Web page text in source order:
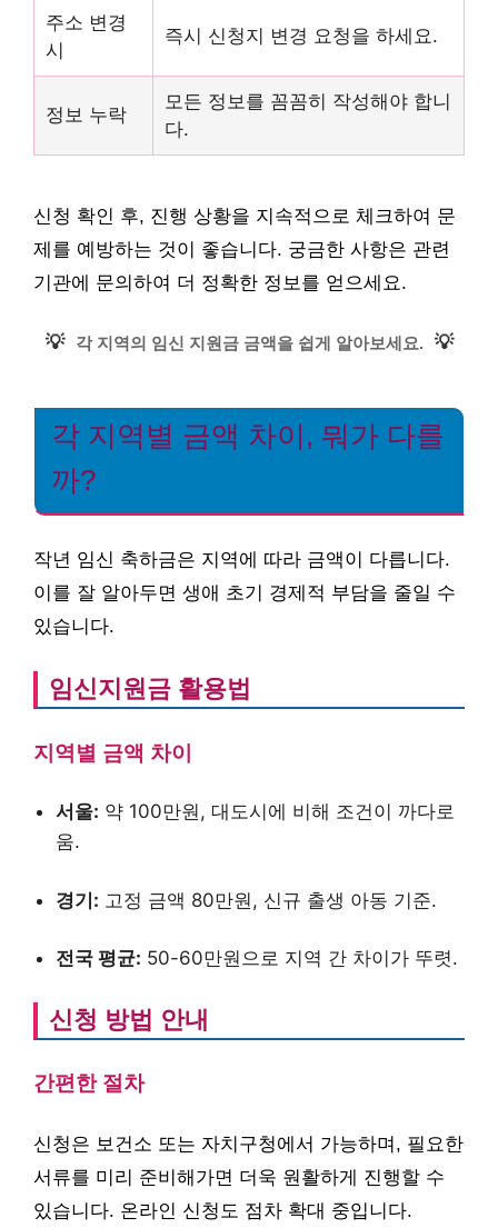
주소 변경
시
즉시 신청지 변경 요청을 하세요.
정보 누락
모든 정보를 꼼꼼히 작성해야 합니
다.
신청 확인 후, 진행 상황을 지속적으로 체크하여 문
제를 예방하는 것이 좋습니다. 궁금한 사항은 관련
기관에 문의하여 더 정확한 정보를 얻으세요.
💡 각 지역의 임신 지원금 금액을 쉽게 알아보세요. 💡
각 지역별 금액 차이, 뭐가 다를
까?
작년 임신 축하금은 지역에 따라 금액이 다릅니다.
이를 잘 알아두면 생애 초기 경제적 부담을 줄일 수
있습니다.
임신지원금 활용법
지역별 금액 차이
서울: 약 100만원, 대도시에 비해 조건이 까다로
움.
경기: 고정 금액 80만원, 신규 출생 아동 기준.
전국 평균: 50-60만원으로 지역 간 차이가 뚜렷.
신청 방법 안내
간편한 절차
신청은 보건소 또는 자치구청에서 가능하며, 필요한
서류를 미리 준비해가면 더욱 원활하게 진행할 수
있습니다. 온라인 신청도 점차 확대 중입니다.